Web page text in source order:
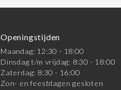
Openingstijden
Maandag: 12:30 - 18:00
Dinsdag t/m vrijdag: 8:30 - 18:00
Zaterdag: 8:30 - 16:00
Zon- en feestdagen gesloten